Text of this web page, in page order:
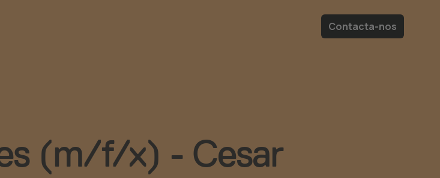
Contacta-nos
(m/f/x) - Cesar